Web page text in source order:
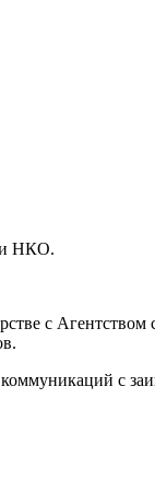
НКО.
с
с